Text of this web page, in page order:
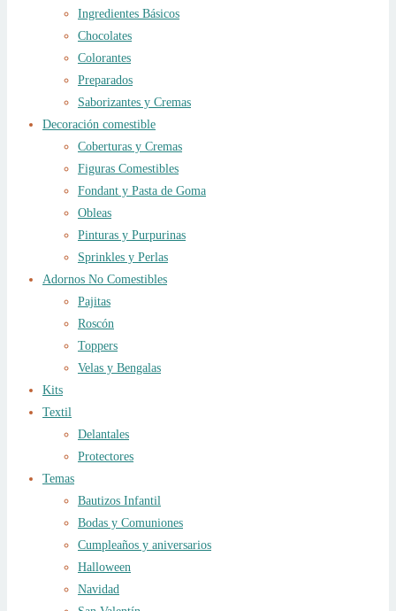
Ingredientes Básicos
Chocolates
Colorantes
Preparados
Saborizantes y Cremas
Decoración comestible
Coberturas y Cremas
Figuras Comestibles
Fondant y Pasta de Goma
Obleas
Pinturas y Purpurinas
Sprinkles y Perlas
Adornos No Comestibles
Pajitas
Roscón
Toppers
Velas y Bengalas
Kits
Textil
Delantales
Protectores
Temas
Bautizos Infantil
Bodas y Comuniones
Cumpleaños y aniversarios
Halloween
Navidad